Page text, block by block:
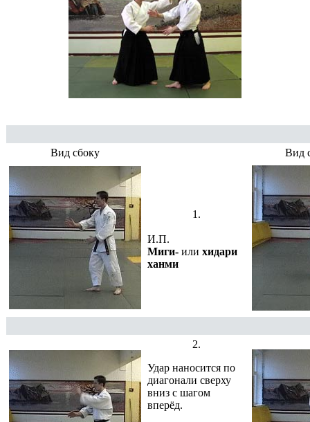
Вид сбоку Вид
1.
И.П.
Миги- или хидари
ханми
2.
Удар наносится по
диагонали сверху
вниз с шагом
вперёд.